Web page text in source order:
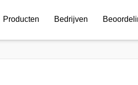
Producten Bedrijven